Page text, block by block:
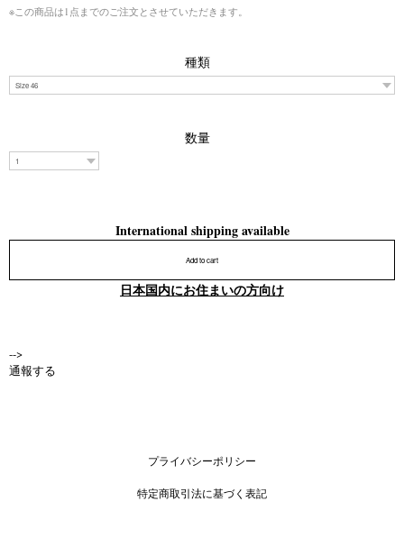
※この商品は1点までのご注文とさせていただきます。
種類
数量
International shipping available
Add to cart
日本国内にお住まいの方向け
-->
通報する
プライバシーポリシー
特定商取引法に基づく表記